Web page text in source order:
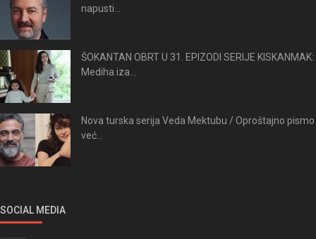
napusti...
ŠOKANTAN OBRT U 31. EPIZODI SERIJE KISKANMAK:
Mediha iza...
Nova turska serija Veda Mektubu / Oproštajno pismo
već...
SOCIAL MEDIA